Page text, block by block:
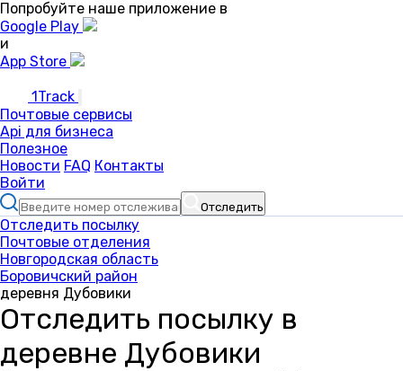
Попробуйте наше приложение в
Google Play
и
App Store
1Track
Почтовые сервисы
Api для бизнеса
Полезное
Новости FAQ Контакты
Войти
Отследить
Отследить посылку
Почтовые отделения
Новгородская область
Боровичский район
деревня Дубовики
Отследить посылку в
деревне Дубовики